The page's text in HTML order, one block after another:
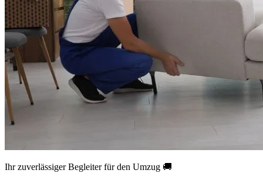
Ihr zuverlässiger Begleiter für den Umzug 🚚